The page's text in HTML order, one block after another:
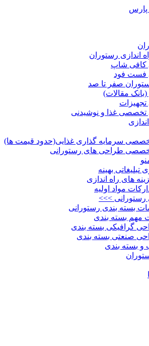
اندازی رستوران
کافی شاپ
فست فود
صفر تا صد
مقالات)
تخصصی غذا و نوشیدنی
سرمایه گذاری غذایی(حدود قیمت ها)
طراحی های رستورانی
تبلیغاتی بهینه
های راه اندازی
مواد اولیه
>>>
بسته بندی رستورانی
مهم بسته بندی
گرافیکی بسته بندی
صنعتی بسته بندی
بسته بندی